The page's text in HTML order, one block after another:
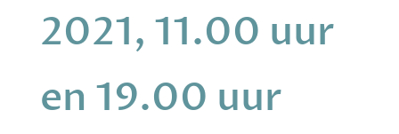
2021, 11.00 uur
en 19.00 uur